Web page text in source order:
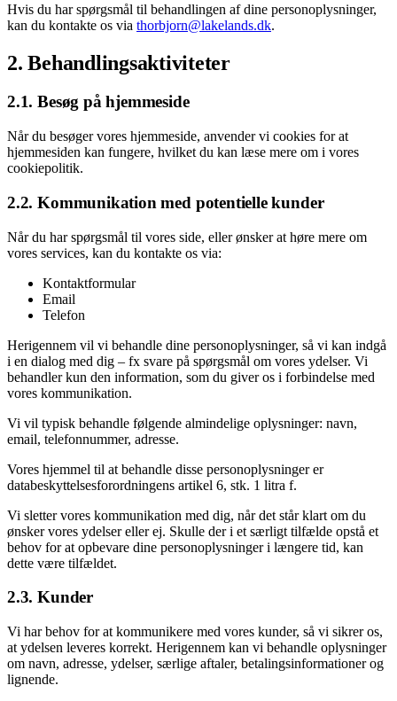
Hvis du har spørgsmål til behandlingen af dine personoplysninger,
kan du kontakte os via thorbjorn@lakelands.dk.
2. Behandlingsaktiviteter
2.1. Besøg på hjemmeside
Når du besøger vores hjemmeside, anvender vi cookies for at
hjemmesiden kan fungere, hvilket du kan læse mere om i vores
cookiepolitik.
2.2. Kommunikation med potentielle kunder
Når du har spørgsmål til vores side, eller ønsker at høre mere om
vores services, kan du kontakte os via:
Kontaktformular
Email
Telefon
Herigennem vil vi behandle dine personoplysninger, så vi kan indgå
i en dialog med dig – fx svare på spørgsmål om vores ydelser. Vi
behandler kun den information, som du giver os i forbindelse med
vores kommunikation.
Vi vil typisk behandle følgende almindelige oplysninger: navn,
email, telefonnummer, adresse.
Vores hjemmel til at behandle disse personoplysninger er
databeskyttelsesforordningens artikel 6, stk. 1 litra f.
Vi sletter vores kommunikation med dig, når det står klart om du
ønsker vores ydelser eller ej. Skulle der i et særligt tilfælde opstå et
behov for at opbevare dine personoplysninger i længere tid, kan
dette være tilfældet.
2.3. Kunder
Vi har behov for at kommunikere med vores kunder, så vi sikrer os,
at ydelsen leveres korrekt. Herigennem kan vi behandle oplysninger
om navn, adresse, ydelser, særlige aftaler, betalingsinformationer og
lignende.